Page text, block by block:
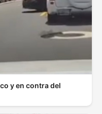
y en contra del